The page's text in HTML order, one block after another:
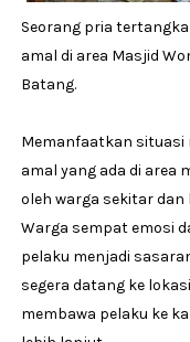
Seorang pria
amal di area Masjid
Batang.
Memanfaatkan situasi
amal yang ada di area
oleh warga sekitar
Warga sempat emosi
pelaku menjadi
segera datang ke
membawa pelaku ke